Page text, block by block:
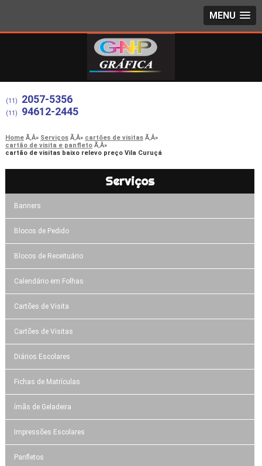
MENU
(11) 2057-5356
(11) 94612-2445
Home Serviços
cartões de visitas
cartão de visita e panfleto
cartão de visitas baixo relevo preço Vila Curuçá
Serviços
Banners
Blocos de Pedido
Blocos de Receituário
Calendário em Folhas
Cartões de Visita
Cartões de Visitas
Diários Escolares
Fichas de Matrículas
ímãs de Geladeira
Impressões Escolares
Panfletos